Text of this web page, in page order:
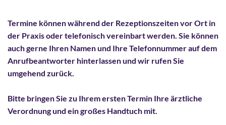
Termine können während der Rezeptionszeiten vor Ort in
der Praxis oder telefonisch vereinbart werden. Sie können
auch gerne Ihren Namen und Ihre Telefonnummer auf dem
Anrufbeantworter hinterlassen und wir rufen Sie
umgehend zurück.
Bitte bringen Sie zu Ihrem ersten Termin Ihre ärztliche
Verordnung und ein großes Handtuch mit.